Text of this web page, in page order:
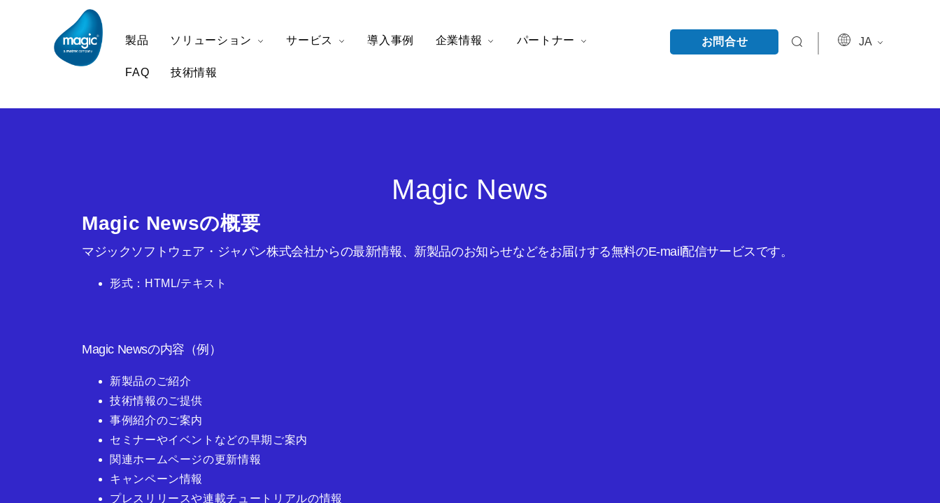
製品 ソリューション サービス 導入事例 企業情報 パートナー
FAQ 技術情報
お問合せ JA
Magic News
Magic Newsの概要
マジックソフトウェア・ジャパン株式会社からの最新情報、新製品のお知らせなどをお届けする無料のE-mail配信サービスです。
形式：HTML/テキスト
Magic Newsの内容（例）
新製品のご紹介
技術情報のご提供
事例紹介のご案内
セミナーやイベントなどの早期ご案内
関連ホームページの更新情報
キャンペーン情報
プレスリリースや連載チュートリアルの情報